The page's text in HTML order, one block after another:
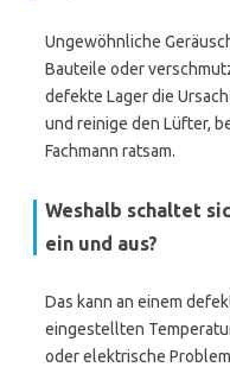
Ungewöhnliche
Bauteile oder
defekte Lager die
und reinige den Lüfter,
Fachmann ratsam.
Weshalb schaltet
ein und aus?
Das kann an einem
eingestellten
oder elektrische